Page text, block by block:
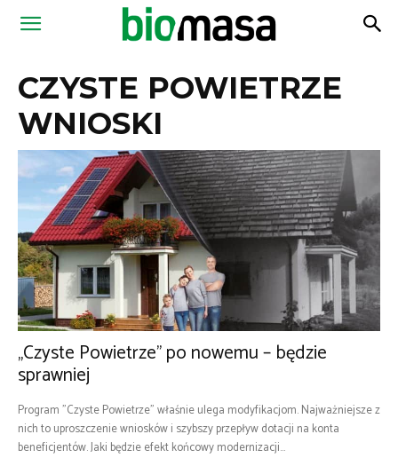
Magazyn
CZYSTE POWIETRZE
WNIOSKI
„Czyste Powietrze” po nowemu – będzie
sprawniej
Program "Czyste Powietrze" właśnie ulega modyfikacjom. Najważniejsze z
nich to uproszczenie wniosków i szybszy przepływ dotacji na konta
beneficjentów. Jaki będzie efekt końcowy modernizacji...